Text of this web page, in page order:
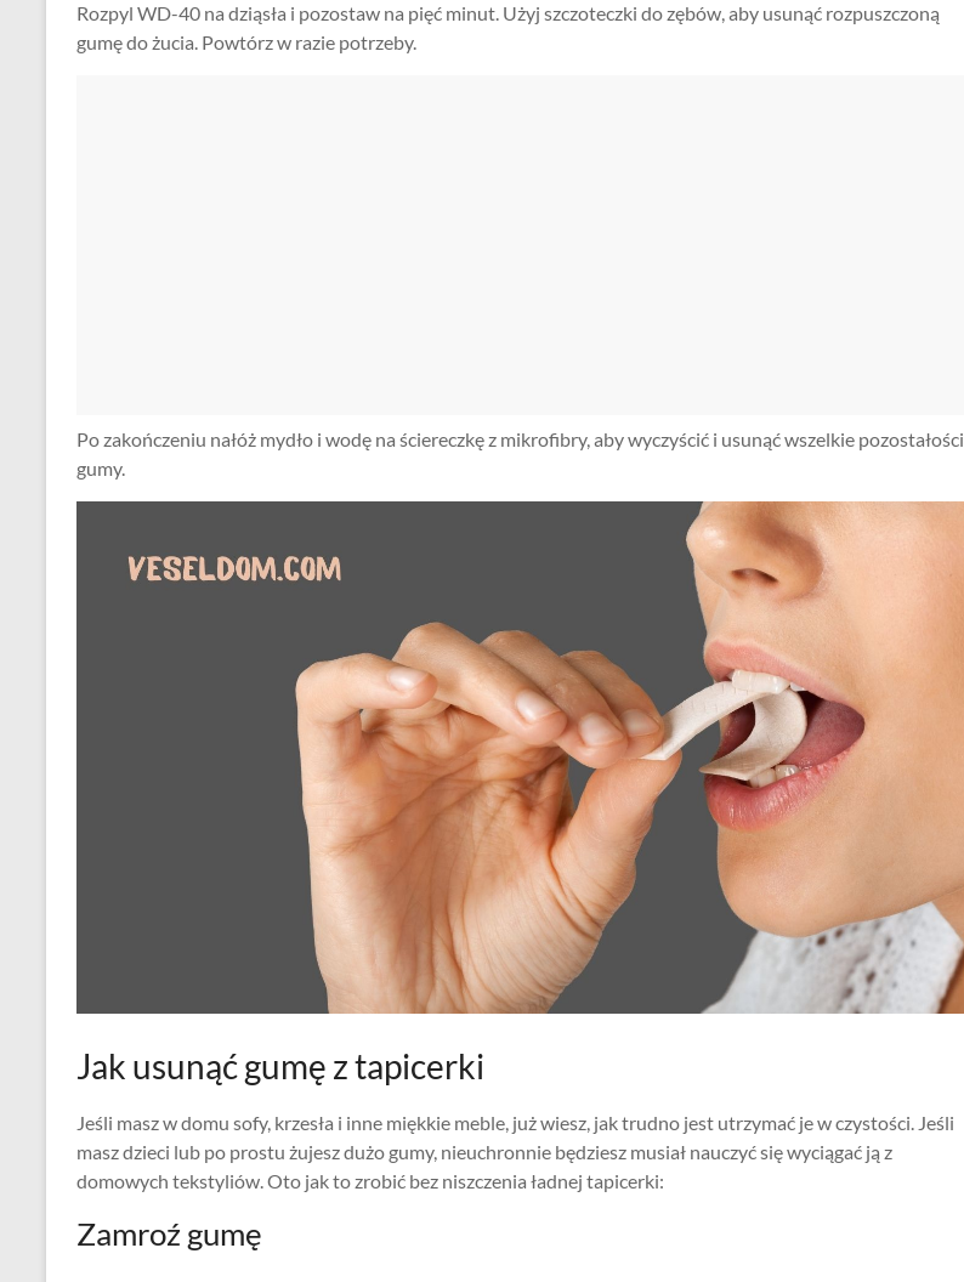
Rozpyl WD-40 na dziąsła i pozostaw na pięć minut. Użyj szczoteczki do zębów, aby usunąć rozpuszczoną
gumę do żucia. Powtórz w razie potrzeby.
Po zakończeniu nałóż mydło i wodę na ściereczkę z mikrofibry, aby wyczyścić i usunąć wszelkie pozostałości
gumy.
Jak usunąć gumę z tapicerki
Jeśli masz w domu sofy, krzesła i inne miękkie meble, już wiesz, jak trudno jest utrzymać je w czystości. Jeśli
masz dzieci lub po prostu żujesz dużo gumy, nieuchronnie będziesz musiał nauczyć się wyciągać ją z
domowych tekstyliów. Oto jak to zrobić bez niszczenia ładnej tapicerki:
Zamroź gumę